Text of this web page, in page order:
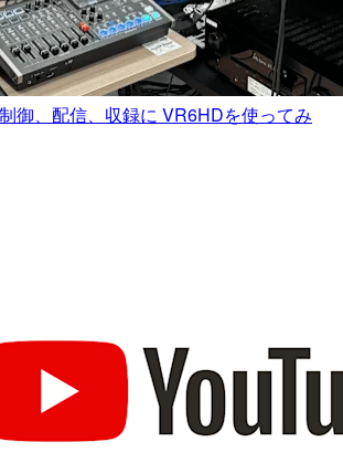
御、配信、収録に VR6HDを使ってみ